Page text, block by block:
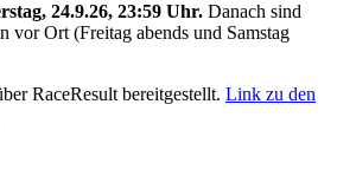
24.9.26, 23:59 Uhr. Danach sind
vor Ort (Freitag abends und Samstag
RaceResult bereitgestellt. Link zu den